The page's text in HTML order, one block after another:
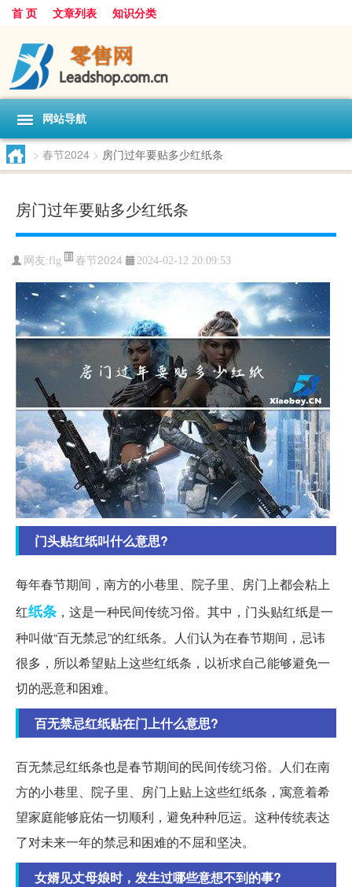
首 页 文章列表 知识分类
网站导航
> 春节2024 > 房门过年要贴多少红纸条
房门过年要贴多少红纸条
网友:flg 春节2024 2024-02-12 20:09:53
门头贴红纸叫什么意思?
每年春节期间，南方的小巷里、院子里、房门上都会粘上
红纸条 ，这是一种民间传统习俗。其中，门头贴红纸是一
种叫做“百无禁忌”的红纸条。人们认为在春节期间，忌讳
很多，所以希望贴上这些红纸条，以祈求自己能够避免一
切的恶意和困难。
百无禁忌红纸贴在门上什么意思?
百无禁忌红纸条也是春节期间的民间传统习俗。人们在南
方的小巷里、院子里、房门上贴上这些红纸条，寓意着希
望家庭能够庇佑一切顺利，避免种种厄运。这种传统表达
了对未来一年的禁忌和困难的不屈和坚决。
女婿见丈母娘时，发生过哪些意想不到的事?